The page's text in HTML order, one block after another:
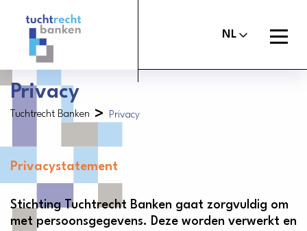
logo
Over het tuchtrecht
Organisatie
Commissie van Beroep Banken
NL
Open
menu
Privacy
Tuchtrecht Banken > Privacy
Privacystatement
Stichting Tuchtrecht Banken gaat zorgvuldig om
met persoonsgegevens. Deze worden verwerkt en